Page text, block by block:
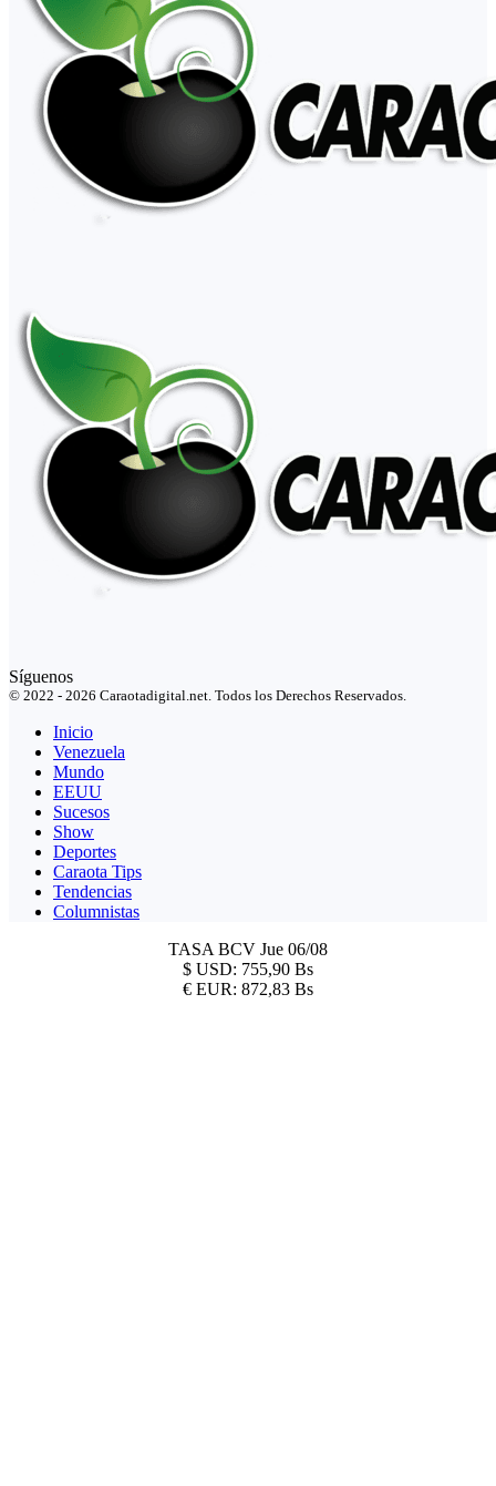
Síguenos
© 2022 - 2026 Caraotadigital.net. Todos los Derechos Reservados.
Inicio
Venezuela
Mundo
EEUU
Sucesos
Show
Deportes
Caraota Tips
Tendencias
Columnistas
TASA BCV Jue 06/08
$ USD: 755,90 Bs
€ EUR: 872,83 Bs